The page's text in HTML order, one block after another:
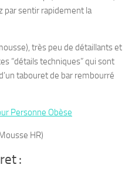
par sentir rapidement la
très peu de détaillants et
“détails techniques” qui sont
tabouret de bar rembourré
HR)
: